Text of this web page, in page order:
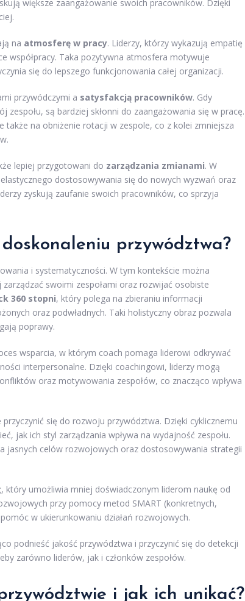
większe zaangażowanie swoich pracowników. Dzięki
na atmosferę w pracy. Liderzy, którzy wykazują empatię
współpracy. Taka pozytywna atmosfera motywuje
się do lepszego funkcjonowania całej organizacji.
przywódczymi a satysfakcją pracowników. Gdy
są bardziej skłonni do zaangażowania się w pracę.
także na obniżenie rotacji w zespole, co z kolei zmniejsza
lepiej przygotowani do zarządzania zmianami. W
dostosowywania się do nowych wyzwań oraz
zyskują zaufanie swoich pracowników, co sprzyja
przywództwa?
i systematyczności. W tym kontekście można
swoimi zespołami oraz rozwijać osobiste
360 stopni, który polega na zbieraniu informacji
oraz podwładnych. Taki holistyczny obraz pozwala
poprawy.
wsparcia, w którym coach pomaga liderowi odkrywać
interpersonalne. Dzięki coachingowi, liderzy mogą
oraz motywowania zespołów, co znacząco wpływa
się do rozwoju przywództwa. Dzięki cyklicznemu
jak ich styl zarządzania wpływa na wydajność zespołu.
jasnych celów rozwojowych oraz dostosowywania strategii
, który umożliwia mniej doświadczonym liderom naukę od
przy pomocy metod SMART (konkretnych,
w ukierunkowaniu działań rozwojowych.
podnieść jakość przywództwa i przyczynić się do detekcji
zarówno liderów, jak i członków zespołów.
i jak ich unikać?